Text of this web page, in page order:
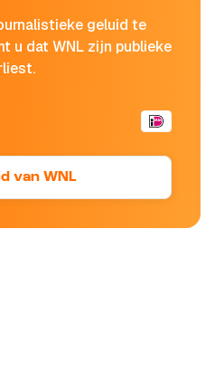
geluid te
u dat WNL zijn publieke
van WNL